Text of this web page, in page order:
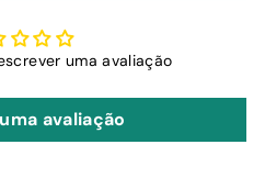
uma avaliação
avaliação